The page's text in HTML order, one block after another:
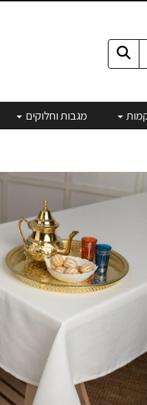
מגבות וחלוקים